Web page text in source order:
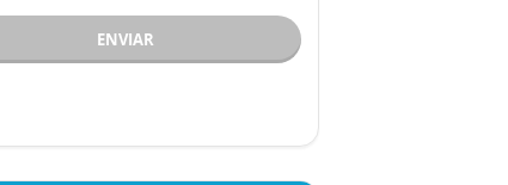
ENVIAR